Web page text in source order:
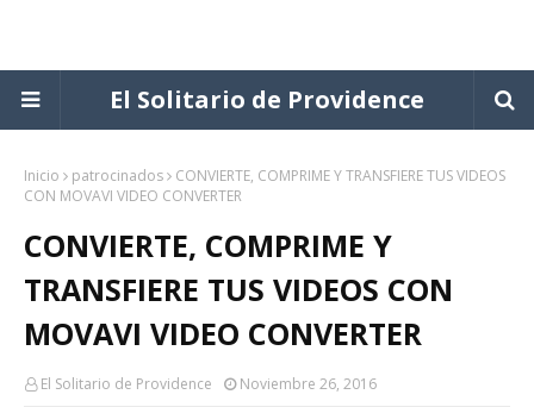
El Solitario de Providence
Inicio patrocinados
CONVIERTE, COMPRIME Y TRANSFIERE TUS VIDEOS
CON MOVAVI VIDEO CONVERTER
CONVIERTE, COMPRIME Y
TRANSFIERE TUS VIDEOS CON
MOVAVI VIDEO CONVERTER
El Solitario de Providence Noviembre 26, 2016